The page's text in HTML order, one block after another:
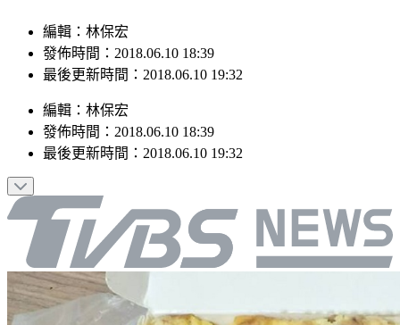
編輯：林保宏
發佈時間：2018.06.10 18:39
最後更新時間：2018.06.10 19:32
編輯 ： 林保宏
發佈時間： 2018.06.10 18:39
最後更新時間： 2018.06.10 19:32